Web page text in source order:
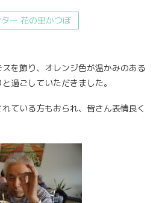
ー 花の里かつぼ
を飾り、オレンジ色が温かみのある
過ごしていただきました。
ている方もおられ、皆さん表情良く